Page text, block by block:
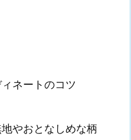
ネートのコツ
やおとなしめな柄